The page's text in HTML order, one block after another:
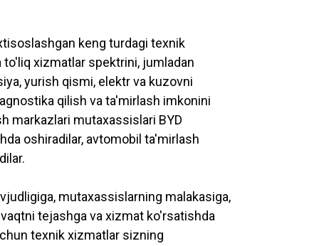
keng turdagi texnik
xizmatlar spektrini, jumladan
yurish qismi, elektr va kuzovni
qilish va ta'mirlash imkonini
markazlari mutaxassislari BYD
oshiradilar, avtomobil ta'mirlash
mutaxassislarning malakasiga,
tejashga va xizmat ko'rsatishda
texnik xizmatlar sizning